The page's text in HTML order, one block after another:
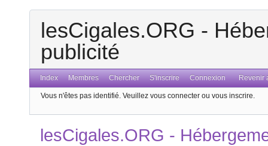
lesCigales.ORG -
publicité
Index Membres Chercher S'inscrire Connexion Revenir
Vous n'êtes pas identifié. Veuillez vous connecter ou vous inscrire.
lesCigales.ORG -